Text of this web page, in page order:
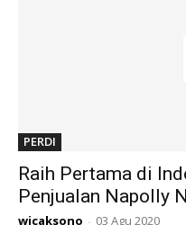
PERDI
Raih Pertama di
Penjualan Napolly
wicaksono - 03 Agu 2020